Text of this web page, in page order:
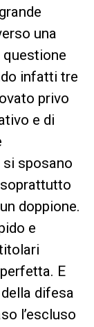
una
questione
infatti tre
privo
e di
sposano
doppione.
e
E
difesa
l’escluso